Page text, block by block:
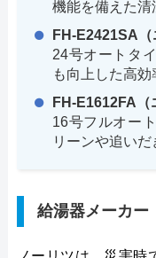
機能を備えた清
FH-E2421SA（
24号オートタ
も向上した高効
FH-E1612FA（
16号フルオー
リーンや追いだ
給湯器メーカー